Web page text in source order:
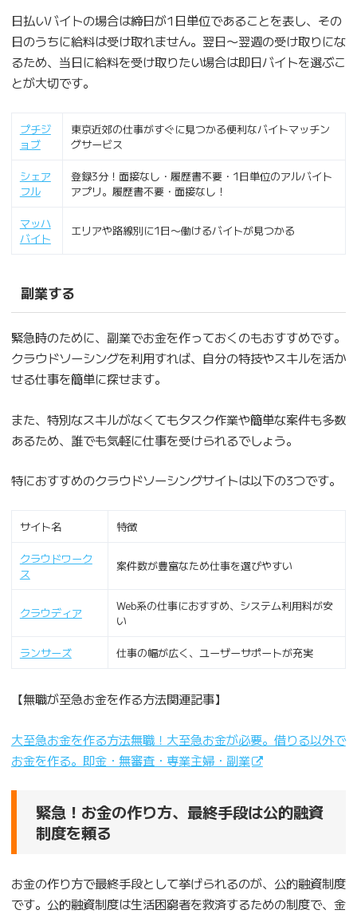
日払いバイトの場合は締日が1日単位であることを表し、その
日のうちに給料は受け取れません。翌日〜翌週の受け取りにな
るため、当日に給料を受け取りたい場合は即日バイトを選ぶこ
とが大切です。
プチジ
ョブ
東京近郊の仕事がすぐに見つかる便利なバイトマッチン
グサービス
シェア
フル
登録3分！面接なし・履歴書不要・1日単位のアルバイト
アプリ。履歴書不要・面接なし！
マッハ
バイト
エリアや路線別に1日〜働けるバイトが見つかる
副業する
緊急時のために、副業でお金を作っておくのもおすすめです。
クラウドソーシングを利用すれば、自分の特技やスキルを活か
せる仕事を簡単に探せます。
また、特別なスキルがなくてもタスク作業や簡単な案件も多数
あるため、誰でも気軽に仕事を受けられるでしょう。
特におすすめのクラウドソーシングサイトは以下の3つです。
サイト名 特徴
クラウドワーク
ス
案件数が豊富なため仕事を選びやすい
クラウディア
Web系の仕事におすすめ、システム利用料が安
い
ランサーズ 仕事の幅が広く、ユーザーサポートが充実
【無職が至急お金を作る方法関連記事】
大至急お金を作る方法無職！大至急お金が必要。借りる以外で
お金を作る。即金・無審査・専業主婦・副業
緊急！お金の作り方、最終手段は公的融資
制度を頼る
お金の作り方で最終手段として挙げられるのが、公的融資制度
です。公的融資制度は生活困窮者を救済するための制度で、金